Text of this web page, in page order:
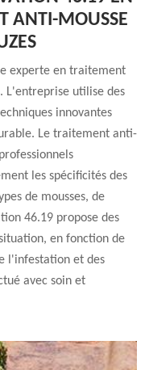
ANTI-MOUSSE
experte en traitement
L'entreprise utilise des
innovantes
Le traitement anti-
les spécificités des
de mousses, de
46.19 propose des
en fonction de
l'infestation et des
avec soin et